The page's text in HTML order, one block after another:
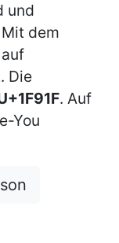
und
dem
Die
. Auf
You